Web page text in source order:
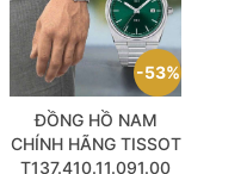
53%
ĐỒNG HỒ NAM
CHÍNH HÃNG TISSOT
T137.410.11.091.00